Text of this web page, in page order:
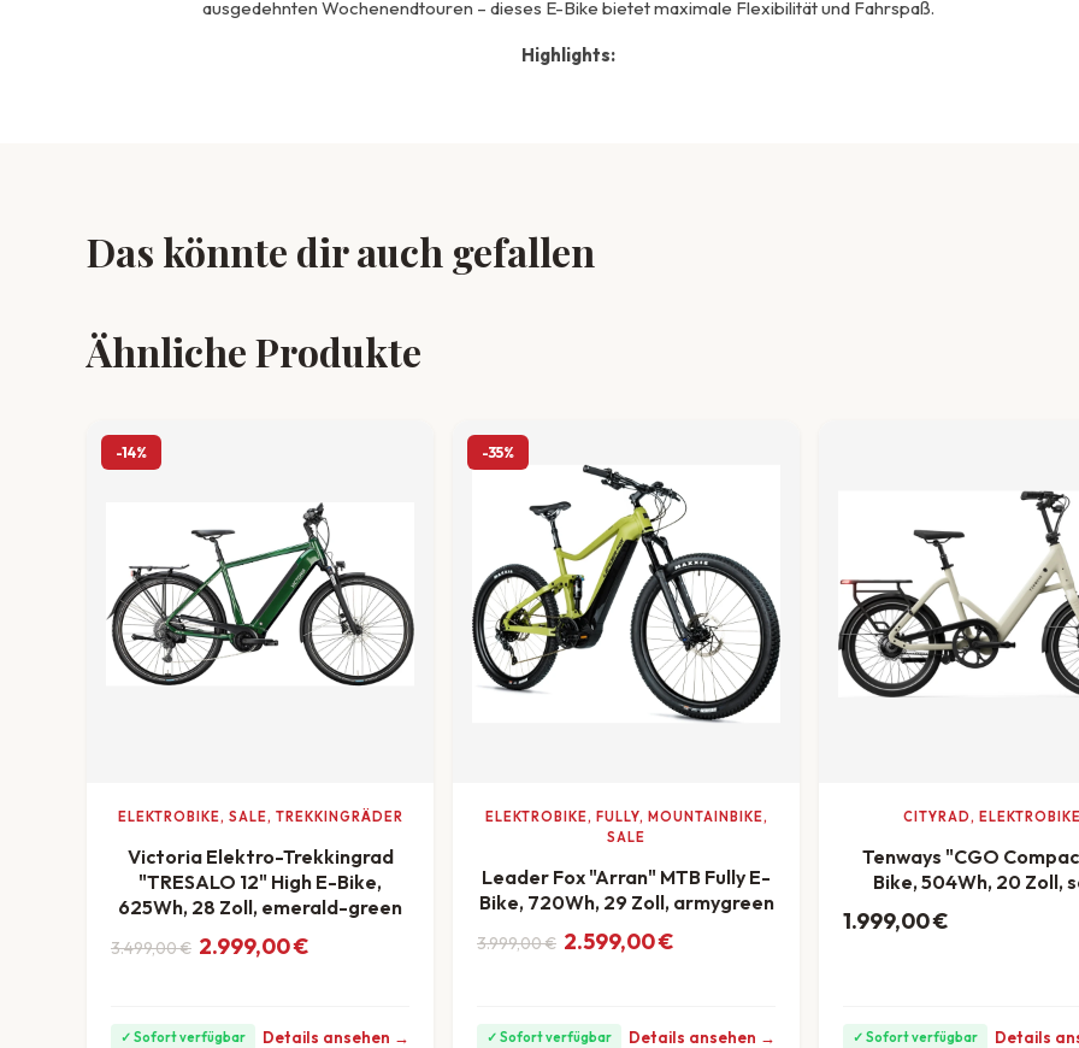
ausgedehnten Wochenendtouren – dieses E-Bike bietet maximale Flexibilität und Fahrspaß.
Highlights:
Das könnte dir auch gefallen
Ähnliche Produkte
-14%
ELEKTROBIKE, SALE, TREKKINGRÄDER
Victoria Elektro-Trekkingrad
"TRESALO 12" High E-Bike,
625Wh, 28 Zoll, emerald-green
3.499,00€
Ursprünglicher Preis war: 3.499,00 €
2.999,00€
Aktueller Preis ist: 2.999,00 €.
✓ Sofort verfügbar Details ansehen →
-35%
ELEKTROBIKE, FULLY, MOUNTAINBIKE,
SALE
Leader Fox "Arran" MTB Fully E-
Bike, 720Wh, 29 Zoll, armygreen
3.999,00€
Ursprünglicher Preis war: 3.999,00 €
2.599,00€
Aktueller Preis ist: 2.599,00 €.
✓ Sofort verfügbar Details ansehen →
CITYRAD,
Tenways "CGO
Bike, 504Wh, 20 Zoll,
1.999,00€
✓ Sofort verfügbar Details